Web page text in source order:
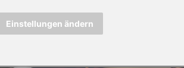
Einstellungen ändern
mehr verfügbar ...